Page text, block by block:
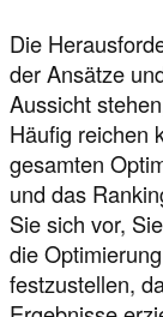
Die
der Ansätze
Aussicht
Häufig reichen
gesamten
und das
Sie sich vor,
die
festzustellen,